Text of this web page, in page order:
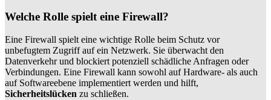
Welche Rolle spielt eine Firewall?
Eine Firewall spielt eine wichtige Rolle beim Schutz vor
unbefugtem Zugriff auf ein Netzwerk. Sie überwacht den
Datenverkehr und blockiert potenziell schädliche Anfragen oder
Verbindungen. Eine Firewall kann sowohl auf Hardware- als auch
auf Softwareebene implementiert werden und hilft,
Sicherheitslücken zu schließen.